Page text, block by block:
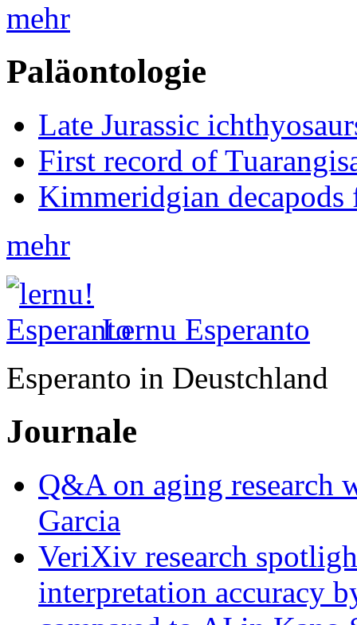
mehr
Paläontologie
Late Jurassic
First record of
Kimmeridgian
mehr
Lernu Esperanto
Esperanto in Deustchland
Journale
Q&A on aging research
Garcia
VeriXiv research
interpretation accuracy